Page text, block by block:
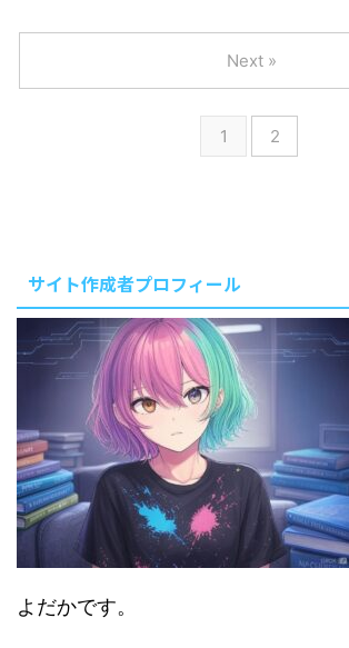
かなか読み進められず積ん読状
態、、、。 それでも、一冊通し
てしっかりと読み進めたい本って
ありますよね。 そんな時は、ち
で読んで、5分でまとめる。これ
を繰り返す。 たったこれだけで
は、選ぶこと
との方が重
きてないか
す。 選ぶの
で、”今のあ
たの悩みを
1 2
Next »
サイト作成者プロフィール
よだかです。